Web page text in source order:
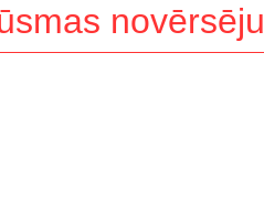
novērsēju